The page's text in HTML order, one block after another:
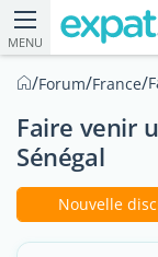
MENU
/Forum/France/
Faire venir
Sénégal
Nouvelle